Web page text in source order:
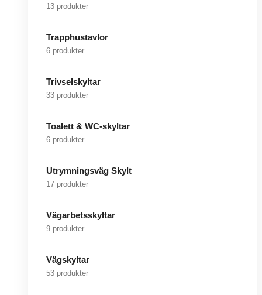
13 produkter
Trapphustavlor
6 produkter
Trivselskyltar
33 produkter
Toalett & WC-skyltar
6 produkter
Utrymningsväg Skylt
17 produkter
Vägarbetsskyltar
9 produkter
Vägskyltar
53 produkter